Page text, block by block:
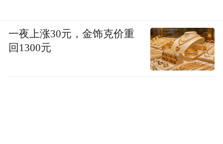
一夜上涨30元，金饰克价重
回1300元